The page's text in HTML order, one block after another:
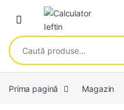
Skip to navigation
Skip to content
Open
Caută după:
Prima pagină Magazin